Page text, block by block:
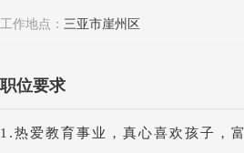
工作地点： 三亚市崖州区
职位要求
1.热爱教育事业，真心喜欢孩子，